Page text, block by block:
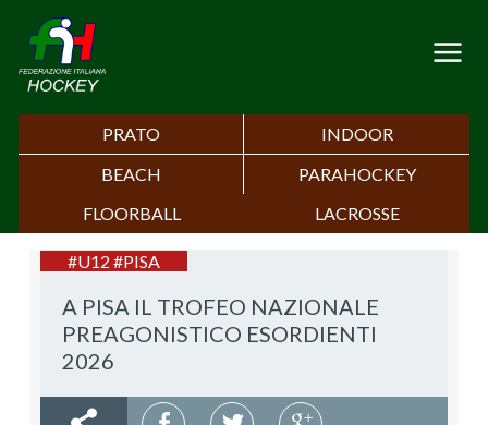
PRATO
INDOOR
BEACH
PARAHOCKEY
FLOORBALL
LACROSSE
A PISA IL TROFEO NAZIONALE
PREAGONISTICO ESORDIENTI
2026
#U12 #PISA